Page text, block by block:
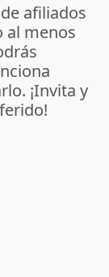
afiliados
al menos
¡Invita y